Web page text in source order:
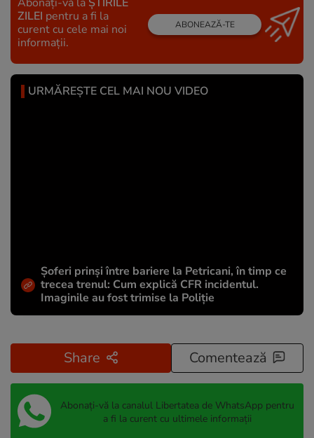
ZILEI pentru a fi la
curent cu cele mai noi
informații.
ABONEAZĂ-TE
URMĂREȘTE CEL MAI NOU VIDEO
Șoferi prinși între bariere la Petricani, în timp ce
trecea trenul: Cum explică CFR incidentul.
Imaginile au fost trimise la Poliție
Share Comentează
Abonați-vă la canalul Libertatea de WhatsApp pentru
a fi la curent cu ultimele informații